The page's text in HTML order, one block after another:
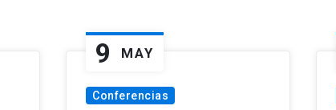
9 MAY
Conferencias